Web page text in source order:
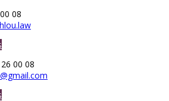
08
00 08